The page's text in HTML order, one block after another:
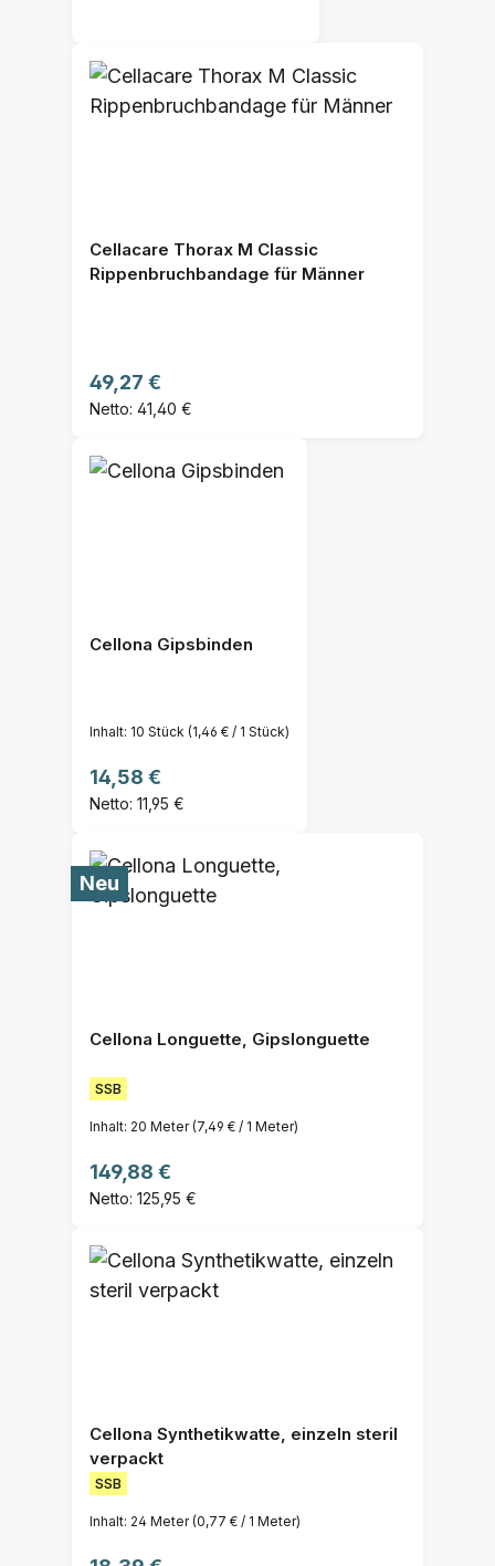
Cellacare Thorax M Classic
Rippenbruchbandage für Männer
Regulärer Preis:
49,27 €
Netto: 41,40 €
Cellona Gipsbinden
Inhalt: 10 Stück (1,46 € / 1 Stück)
Regulärer Preis:
14,58 €
Netto: 11,95 €
Neu
Cellona Longuette, Gipslonguette
SSB
Inhalt: 20 Meter(7,49 € / 1 Meter)
Regulärer Preis:
149,88 €
Netto: 125,95 €
Cellona Synthetikwatte, einzeln steril
verpackt
SSB
Inhalt: 24 Meter(0,77 € / 1 Meter)